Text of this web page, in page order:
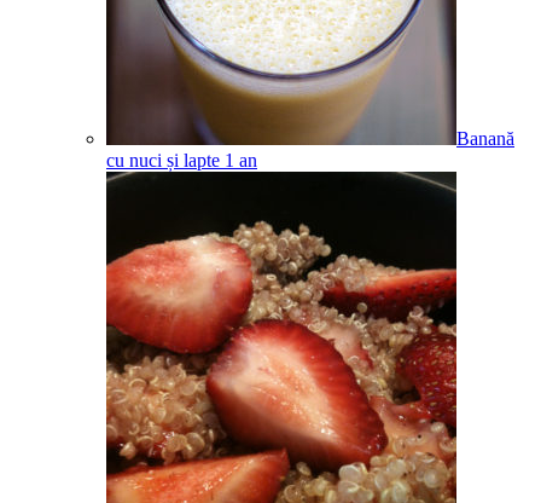
Banană
cu nuci și lapte 1 an